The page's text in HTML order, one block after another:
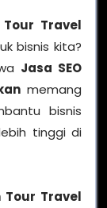
Tour Travel
bisnis kita?
Jasa SEO
memang
bisnis
tinggi di
Tour Travel